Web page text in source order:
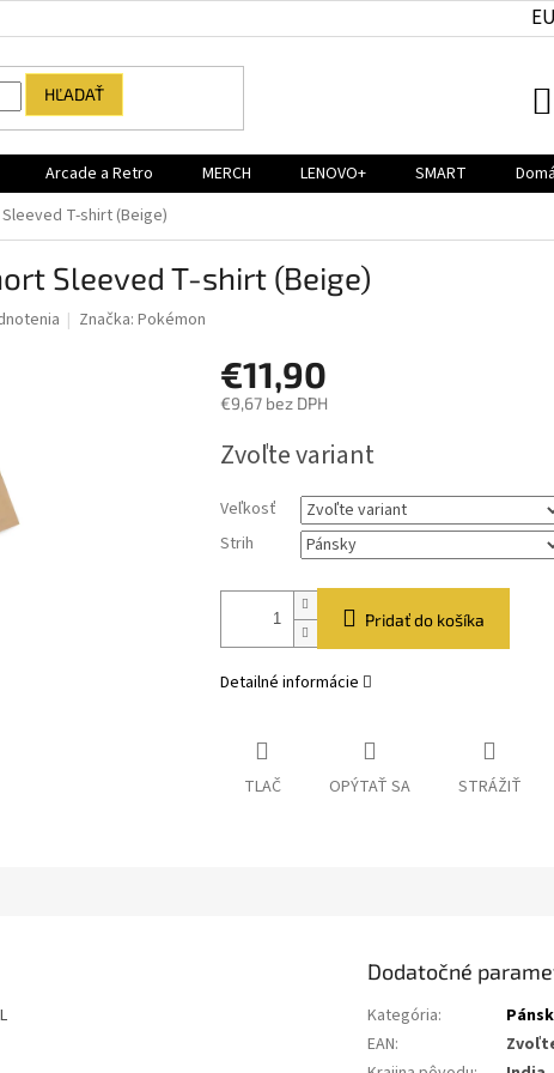
HĽADAŤ
Arcade a Retro MERCH LENOVO+ SMART
T-shirt (Beige)
Sleeved T-shirt (Beige)
Značka:Pokémon
€11,90
€9,67 bez DPH
cena:
Zvoľte variant
Veľkosť
Strih
Pridať do košíka
Detailné informácie
TLAČ OPÝTAŤ SA STRÁŽIŤ
Dodatočné
Kategória:
EAN: